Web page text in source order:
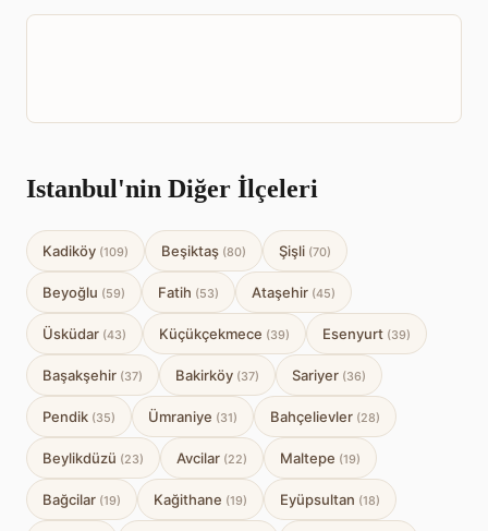
Istanbul'nin Diğer İlçeleri
Kadiköy (109) Beşiktaş (80) Şişli (70)
Beyoğlu (59) Fatih (53) Ataşehir (45)
Üsküdar (43) Küçükçekmece (39) Esenyurt (39)
Başakşehir (37) Bakirköy (37) Sariyer (36)
Pendik (35) Ümraniye (31) Bahçelievler (28)
Beylikdüzü (23) Avcilar (22) Maltepe (19)
Bağcilar (19) Kağithane (19) Eyüpsultan (18)